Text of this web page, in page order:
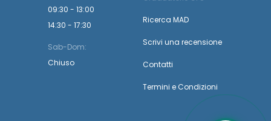
09:30 - 13:00
14:30 - 17:30
Sab-Dom:
Chiuso
Ricerca MAD
Scrivi una recensione
Contatti
Termini e Condizioni